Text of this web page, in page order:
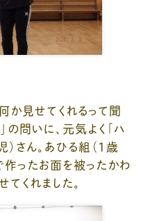
か見せてくれるって聞
の問いに、元気よく「ハ
さん。あひる組（1歳
作ったお面を被ったかわ
くれました。